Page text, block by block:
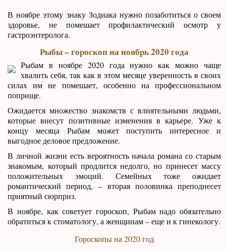
В ноябре этому знаку Зодиака нужно позаботиться о своем
здоровье, не помешает профилактический осмотр у
гастроэнтеролога.
Рыбы – гороскоп на ноябрь 2020 года
Рыбам в ноябре 2020 года нужно как можно чаще
хвалить себя, так как в этом месяце уверенность в своих
силах им не помешает, особенно на профессиональном
поприще.
Ожидается множество знакомств с влиятельными людьми,
которые внесут позитивные изменения в карьере. Уже к
концу месяца Рыбам может поступить интересное и
выгодное деловое предложение.
В личной жизни есть вероятность начала романа со старым
знакомым, который продлится недолго, но принесет массу
положительных эмоций. Семейных тоже ожидает
романтический период, – вторая половинка преподнесет
приятный сюрприз.
В ноябре, как советует гороскоп, Рыбам надо обязательно
обратиться к стоматологу, а женщинам – еще и к гинекологу.
Гороскопы на 2020 год